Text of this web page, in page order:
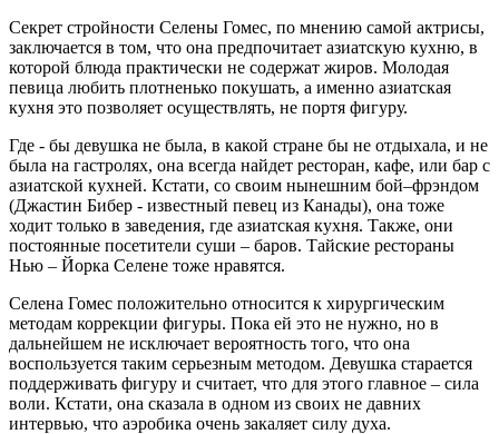
Секрет стройности Селены Гомес, по мнению самой актрисы,
заключается в том, что она предпочитает азиатскую кухню, в
которой блюда практически не содержат жиров. Молодая
певица любить плотненько покушать, а именно азиатская
кухня это позволяет осуществлять, не портя фигуру.
Где - бы девушка не была, в какой стране бы не отдыхала, и не
была на гастролях, она всегда найдет ресторан, кафе, или бар с
азиатской кухней. Кстати, со своим нынешним бой–фрэндом
(Джастин Бибер - известный певец из Канады), она тоже
ходит только в заведения, где азиатская кухня. Также, они
постоянные посетители суши – баров. Тайские рестораны
Нью – Йорка Селене тоже нравятся.
Селена Гомес положительно относится к хирургическим
методам коррекции фигуры. Пока ей это не нужно, но в
дальнейшем не исключает вероятность того, что она
воспользуется таким серьезным методом. Девушка старается
поддерживать фигуру и считает, что для этого главное – сила
воли. Кстати, она сказала в одном из своих не давних
интервью, что аэробика очень закаляет силу духа.